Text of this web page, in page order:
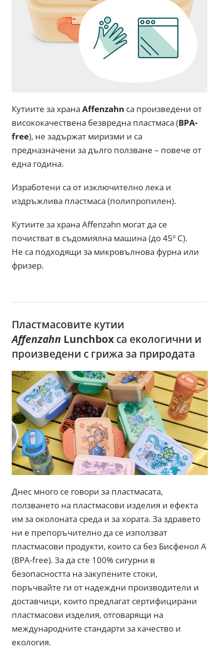
Кутиите за хранаAffenzahn са произведени от
висококачествена безвредна пластмаса (BPA-
free), не задържат миризми и са
предназначени за дълго ползване – повече от
една година.
Изработени са от изключително лека и
издръжлива пластмаса (полипропилен).
Кутиите за храна Affenzahn могат да се
почистват в съдомиялна машина (до 45º С).
Не са подходящи за микровълнова фурна или
фризер.
Пластмасовите кутии
Affenzahn Lunchbox са екологични и
произведени с грижа за природата
Днес много се говори за пластмасата,
ползването на пластмасови изделия и ефекта
им за околоната среда и за хората. За здравето
ни е препоръчително да се използват
пластмасови продукти, които са без Бисфенол А
(BPA-free). За да сте 100% сигурни в
безопасността на закупените стоки,
поръчвайте ги от надеждни производители и
доставчици, които предлагат сертифицирани
пластмасови изделия, отговарящи на
международните стандарти за качество и
екология.